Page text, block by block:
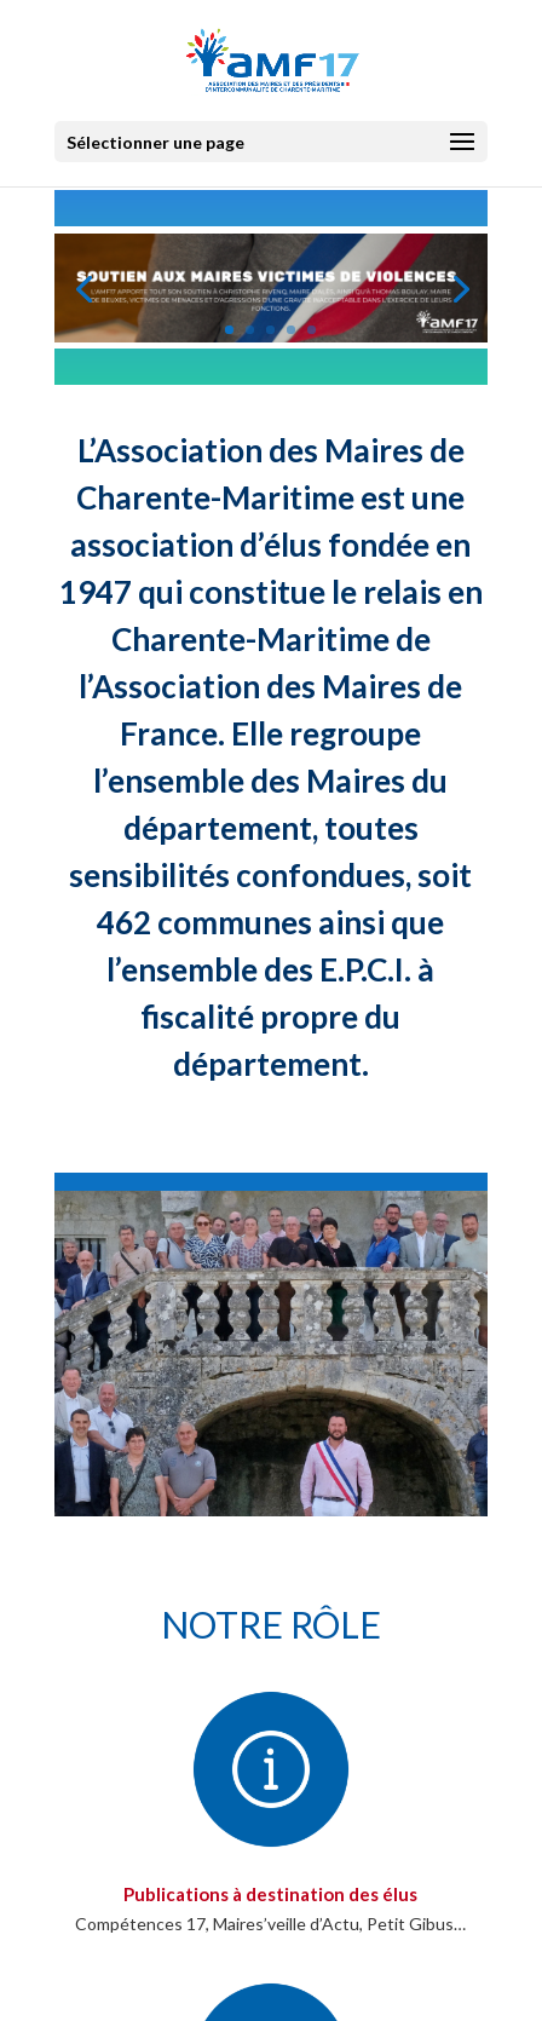
Sélectionner une page
L’Association des Maires de
Charente-Maritime est une
association d’élus fondée en
1947 qui constitue le relais en
Charente-Maritime de
l’Association des Maires de
France. Elle regroupe
l’ensemble des Maires du
département, toutes
sensibilités confondues, soit
462 communes ainsi que
l’ensemble des E.P.C.I. à
fiscalité propre du
département.
NOTRE RÔLE
Publications à destination des élus
Compétences 17, Maires’veille d’Actu, Petit Gibus…